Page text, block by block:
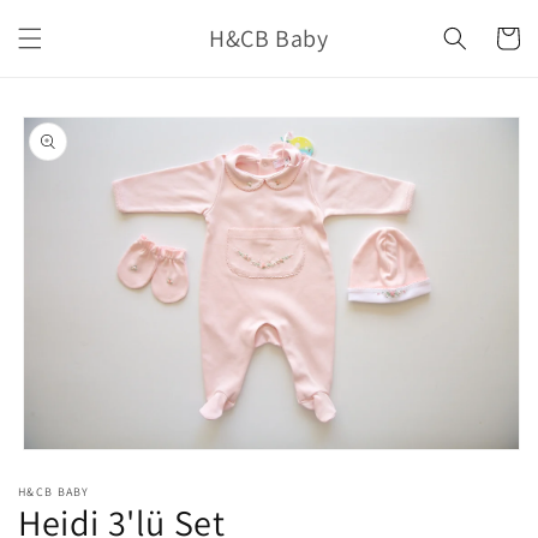
atla
H&CB Baby Sepet
Ürün
bilgisine
atla
modda
oynatın
H&CB BABY
Heidi 3'lü Set